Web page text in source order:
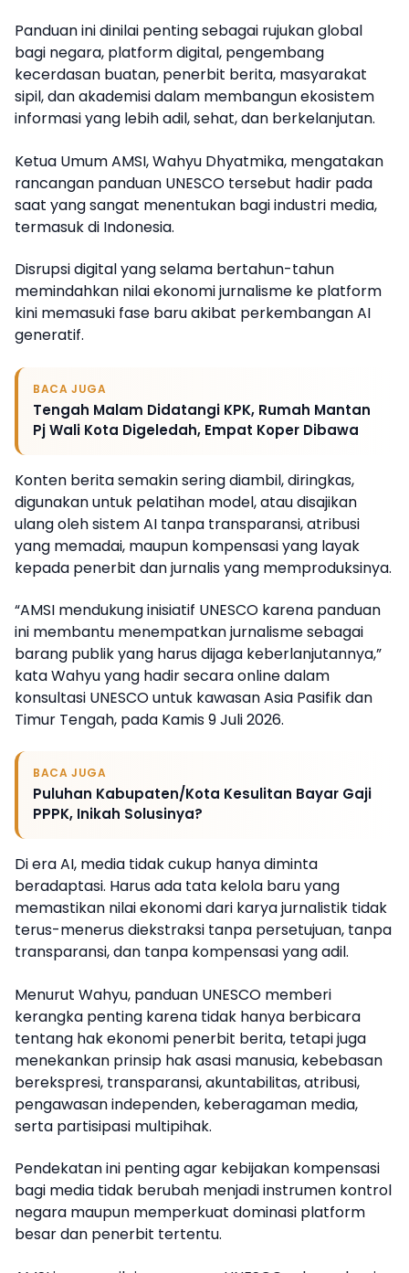
Panduan ini dinilai penting sebagai rujukan global
bagi negara, platform digital, pengembang
kecerdasan buatan, penerbit berita, masyarakat
sipil, dan akademisi dalam membangun ekosistem
informasi yang lebih adil, sehat, dan berkelanjutan.
Ketua Umum AMSI, Wahyu Dhyatmika, mengatakan
rancangan panduan UNESCO tersebut hadir pada
saat yang sangat menentukan bagi industri media,
termasuk di Indonesia.
Disrupsi digital yang selama bertahun-tahun
memindahkan nilai ekonomi jurnalisme ke platform
kini memasuki fase baru akibat perkembangan AI
generatif.
BACA JUGA
Tengah Malam Didatangi KPK, Rumah Mantan
Pj Wali Kota Digeledah, Empat Koper Dibawa
Konten berita semakin sering diambil, diringkas,
digunakan untuk pelatihan model, atau disajikan
ulang oleh sistem AI tanpa transparansi, atribusi
yang memadai, maupun kompensasi yang layak
kepada penerbit dan jurnalis yang memproduksinya.
“AMSI mendukung inisiatif UNESCO karena panduan
ini membantu menempatkan jurnalisme sebagai
barang publik yang harus dijaga keberlanjutannya,”
kata Wahyu yang hadir secara online dalam
konsultasi UNESCO untuk kawasan Asia Pasifik dan
Timur Tengah, pada Kamis 9 Juli 2026.
BACA JUGA
Puluhan Kabupaten/Kota Kesulitan Bayar Gaji
PPPK, Inikah Solusinya?
Di era AI, media tidak cukup hanya diminta
beradaptasi. Harus ada tata kelola baru yang
memastikan nilai ekonomi dari karya jurnalistik tidak
terus-menerus diekstraksi tanpa persetujuan, tanpa
transparansi, dan tanpa kompensasi yang adil.
Menurut Wahyu, panduan UNESCO memberi
kerangka penting karena tidak hanya berbicara
tentang hak ekonomi penerbit berita, tetapi juga
menekankan prinsip hak asasi manusia, kebebasan
berekspresi, transparansi, akuntabilitas, atribusi,
pengawasan independen, keberagaman media,
serta partisipasi multipihak.
Pendekatan ini penting agar kebijakan kompensasi
bagi media tidak berubah menjadi instrumen kontrol
negara maupun memperkuat dominasi platform
besar dan penerbit tertentu.